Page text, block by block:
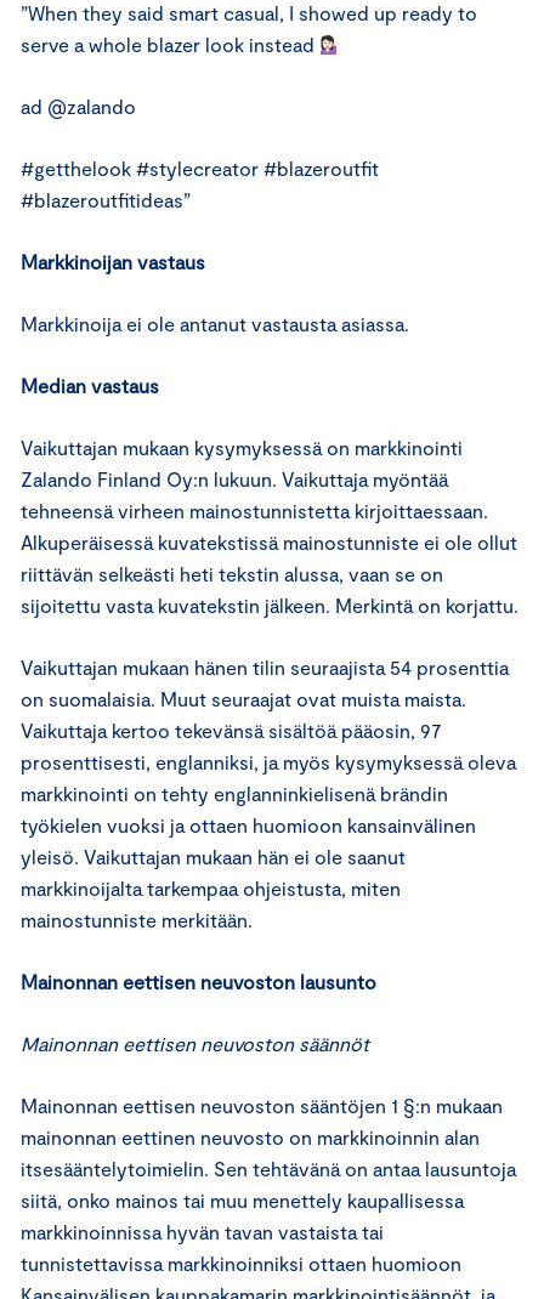
”When they said smart casual, I showed up ready to
serve a whole blazer look instead
ad @zalando
#getthelook #stylecreator #blazeroutfit
#blazeroutfitideas”
Markkinoijan vastaus
Markkinoija ei ole antanut vastausta asiassa.
Median vastaus
Vaikuttajan mukaan kysymyksessä on markkinointi
Zalando Finland Oy:n lukuun. Vaikuttaja myöntää
tehneensä virheen mainostunnistetta kirjoittaessaan.
Alkuperäisessä kuvatekstissä mainostunniste ei ole ollut
riittävän selkeästi heti tekstin alussa, vaan se on
sijoitettu vasta kuvatekstin jälkeen. Merkintä on korjattu.
Vaikuttajan mukaan hänen tilin seuraajista 54 prosenttia
on suomalaisia. Muut seuraajat ovat muista maista.
Vaikuttaja kertoo tekevänsä sisältöä pääosin, 97
prosenttisesti, englanniksi, ja myös kysymyksessä oleva
markkinointi on tehty englanninkielisenä brändin
työkielen vuoksi ja ottaen huomioon kansainvälinen
yleisö. Vaikuttajan mukaan hän ei ole saanut
markkinoijalta tarkempaa ohjeistusta, miten
mainostunniste merkitään.
Mainonnan eettisen neuvoston lausunto
Mainonnan eettisen neuvoston säännöt
Mainonnan eettisen neuvoston sääntöjen 1 §:n mukaan
mainonnan eettinen neuvosto on markkinoinnin alan
itsesääntelytoimielin. Sen tehtävänä on antaa lausuntoja
siitä, onko mainos tai muu menettely kaupallisessa
markkinoinnissa hyvän tavan vastaista tai
tunnistettavissa markkinoinniksi ottaen huomioon